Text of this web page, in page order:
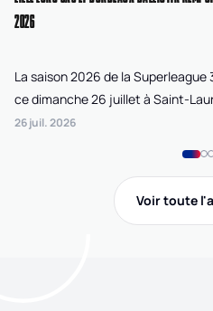
2026
La saison 2026 de la Superleague
ce dimanche 26 juillet à Saint-
journées de compétition disputées
26 juil. 2026
Voir toute